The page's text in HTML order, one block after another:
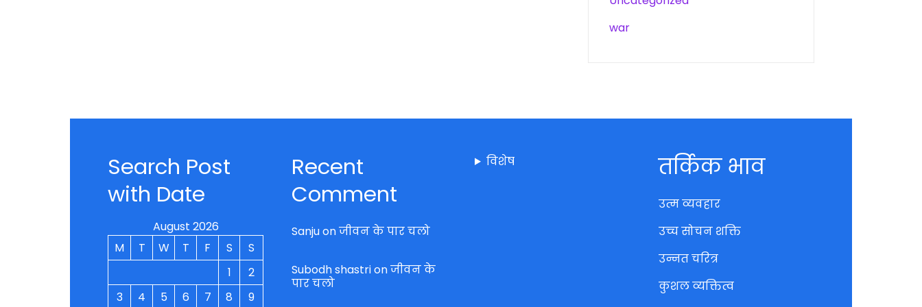
war
Search Post
with Date
August 2026
M
T W T F S
S
1
2
3
4 5 6 7 8 9
Recent
Comment
Sanjuonजीवन के पार चलो
Subodh shastrionजीवन के
पार चलो
विशेष तर्किक भाव
उत्म व्यवहार
उच्च सोचन शक्ति
उन्नत चरित्र
कुशल व्यक्तित्व